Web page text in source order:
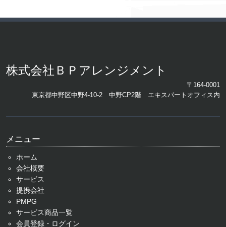
株式会社ＢＰアレンジメント
〒164-0001
東京都中野区中野4-10-2 中野CP2階 エキスパートオフィス内
メニュー
ホーム
会社概要
サービス
提携会社
PMPG
サービス商品一覧
会員登録・ログイン